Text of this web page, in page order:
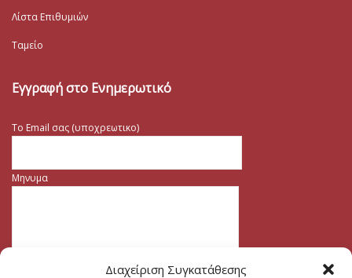
Διαχείριση Συγκατάθεσης
Λίστα Επιθυμιών
Ταμείο
Εγγραφή στο Ενημερωτικό
Το Email σας (υποχρεωτικο)
Μηνυμα